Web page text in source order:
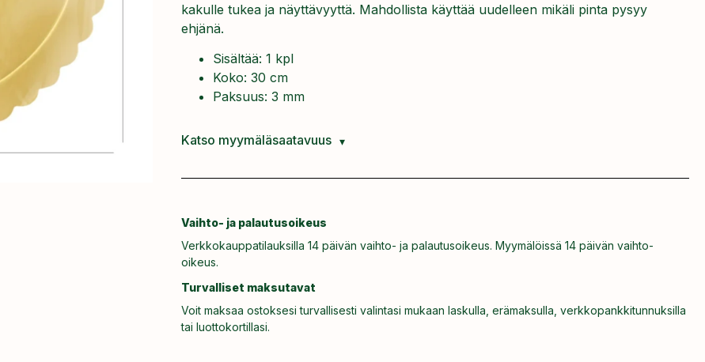
kakulle tukea ja näyttävyyttä. Mahdollista käyttää uudelleen mikäli pinta pysyy
ehjänä.
Sisältää: 1 kpl
Koko: 30 cm
Paksuus: 3 mm
Katso myymäläsaatavuus
Vaihto- ja palautusoikeus
Verkkokauppatilauksilla 14 päivän vaihto- ja palautusoikeus. Myymälöissä 14 päivän vaihto-
oikeus.
Turvalliset maksutavat
Voit maksaa ostoksesi turvallisesti valintasi mukaan laskulla, erämaksulla, verkkopankkitunnuksilla
tai luottokortillasi.